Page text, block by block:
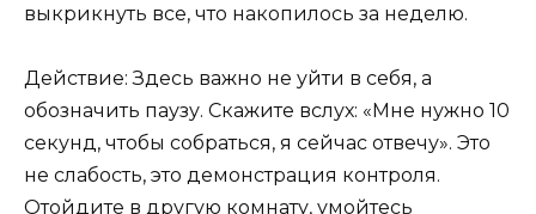
выкрикнуть все, что накопилось за неделю.
Действие: Здесь важно не уйти в себя, а
обозначить паузу. Скажите вслух: «Мне нужно 10
секунд, чтобы собраться, я сейчас отвечу». Это
не слабость, это демонстрация контроля.
Отойдите в другую комнату, умойтесь